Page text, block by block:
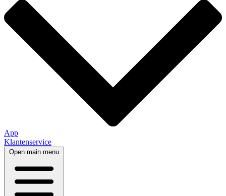
App
Klantenservice
Open main menu